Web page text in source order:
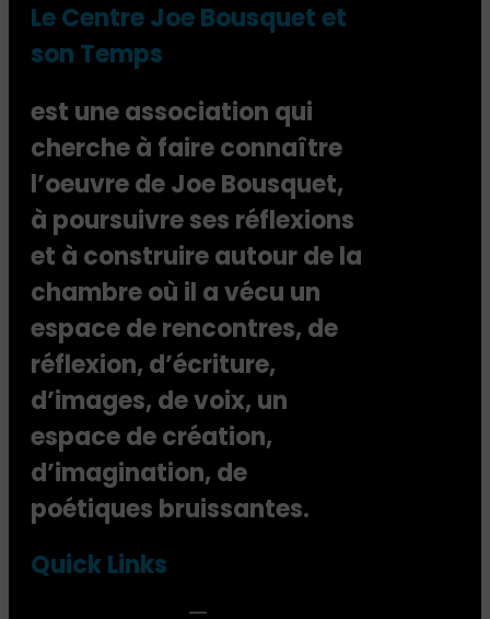
Le Centre Joe Bousquet et
son Temps
est une association qui
cherche à faire connaître
l’oeuvre de Joe Bousquet,
à poursuivre ses réflexions
et à construire autour de la
chambre où il a vécu un
espace de rencontres, de
réflexion, d’écriture,
d’images, de voix, un
espace de création,
d’imagination, de
poétiques bruissantes.
Quick Links